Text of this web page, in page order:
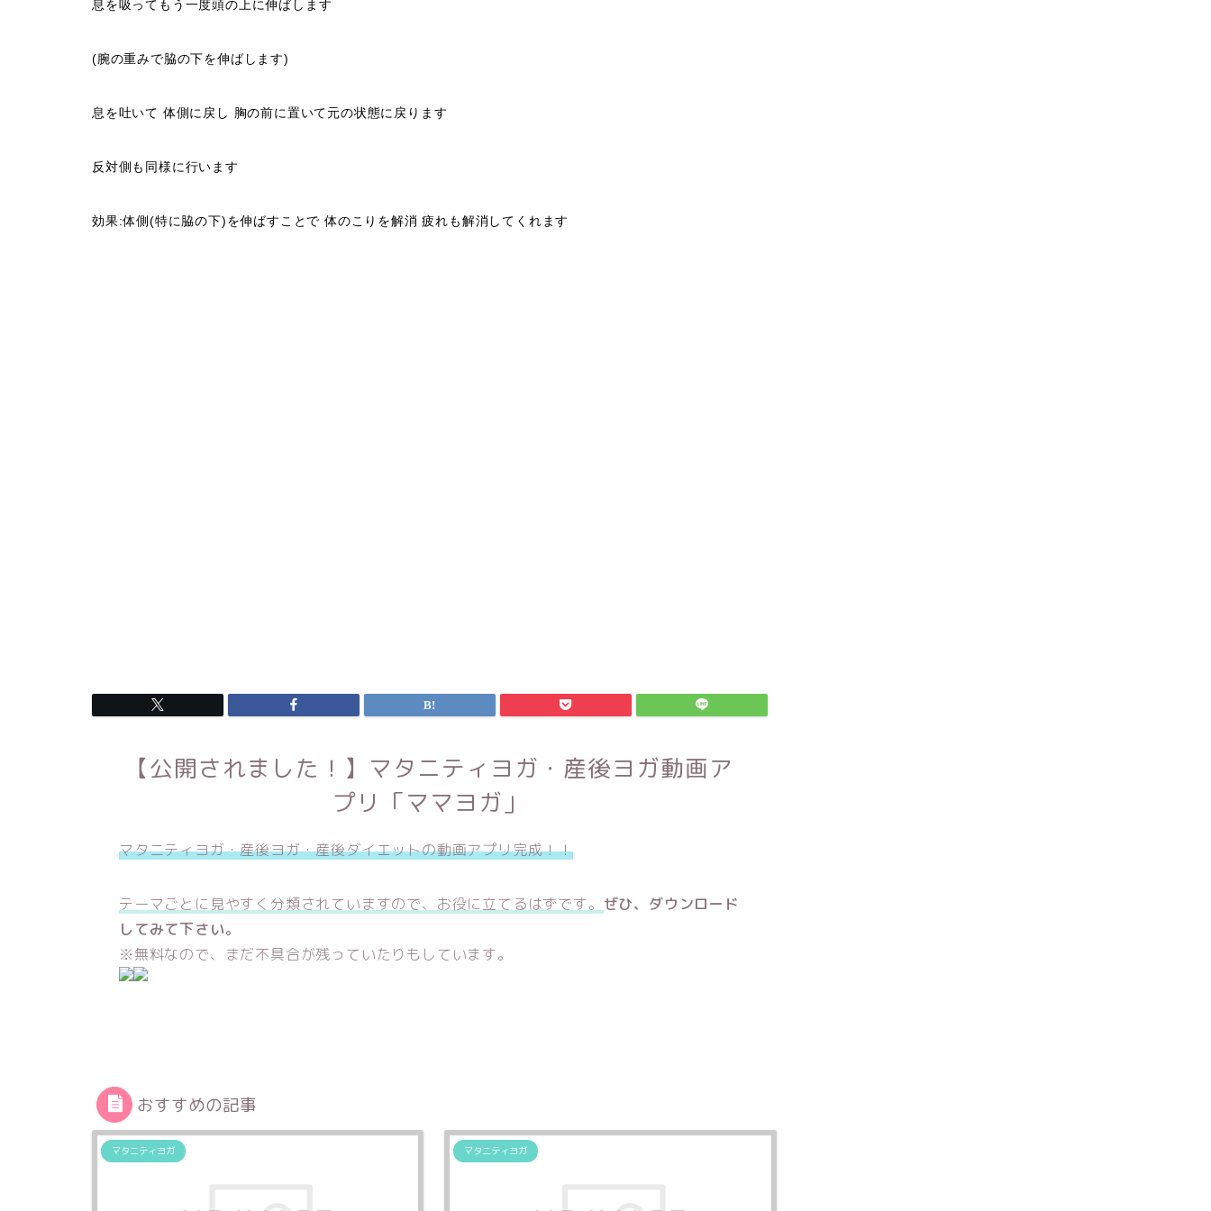
息を吸ってもう一度頭の上に伸ばします
(腕の重みで脇の下を伸ばします)
息を吐いて 体側に戻し 胸の前に置いて元の状態に戻ります
反対側も同様に行います
効果:体側(特に脇の下)を伸ばすことで 体のこりを解消 疲れも解消してくれます
【公開されました！】マタニティヨガ・産後ヨガ動画ア
プリ「ママヨガ」
マタニティヨガ・産後ヨガ・産後ダイエットの動画アプリ完成！！
テーマごとに見やすく分類されていますので、お役に立てるはずです。 ぜひ、ダウンロード
してみて下さい。
※無料なので、まだ不具合が残っていたりもしています。
おすすめの記事
マタニティヨガ マタニティヨガ